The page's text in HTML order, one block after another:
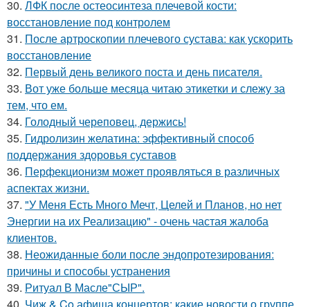
30. ЛФК после остеосинтеза плечевой кости:
восстановление под контролем
31. После артроскопии плечевого сустава: как ускорить
восстановление
32. Первый день великого поста и день писателя.
33. Вот уже больше месяца читаю этикетки и слежу за
тем, что ем.
34. Голодный череповец, держись!
35. Гидролизин желатина: эффективный способ
поддержания здоровья суставов
36. Перфекционизм может проявляться в различных
аспектах жизни.
37. "У Меня Есть Много Мечт, Целей и Планов, но нет
Энергии на их Реализацию" - очень частая жалоба
клиентов.
38. Неожиданные боли после эндопротезирования:
причины и способы устранения
39. Ритуал В Масле"СЫР".